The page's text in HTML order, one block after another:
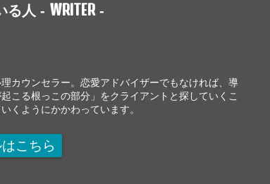
る人 - WRITER-
カウンセラー。恋愛アドバイザーでもなければ、導
こる根っこの部分」をクライアントと探していくこ
くようにかかわっています。
こちら